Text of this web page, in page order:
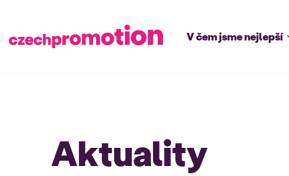
V čem jsme nejlepší
Aktuality